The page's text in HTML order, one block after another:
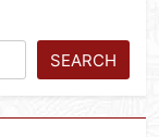
SEARCH